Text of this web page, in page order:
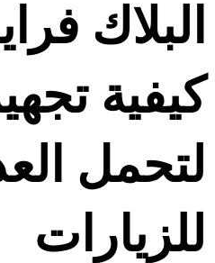
البلاك
كيفية
لتحمل
للزيارات